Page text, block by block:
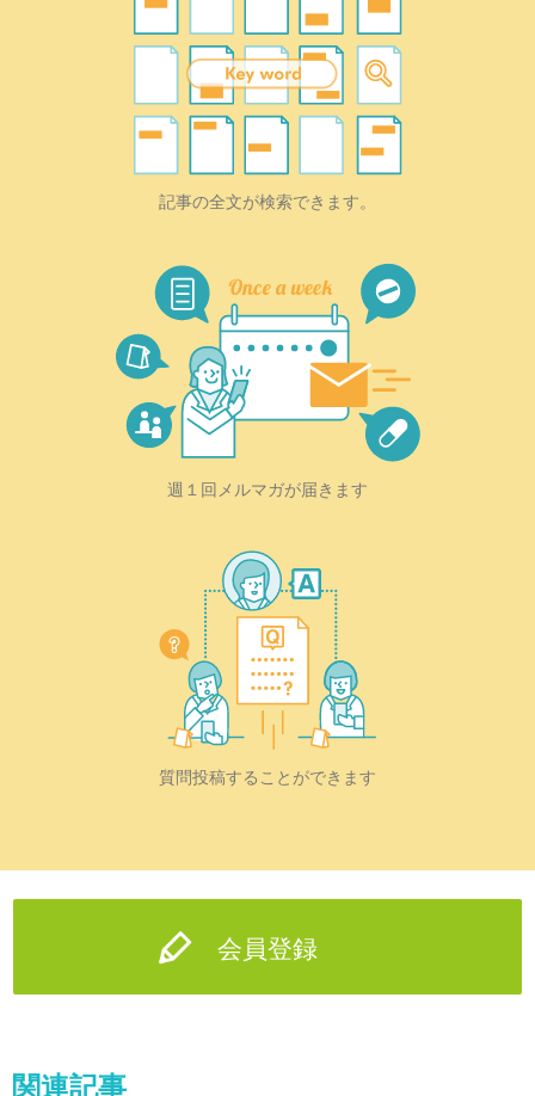
記事の全文が検索できます。
週１回メルマガが届きます
質問投稿することができます
会員登録
関連記事